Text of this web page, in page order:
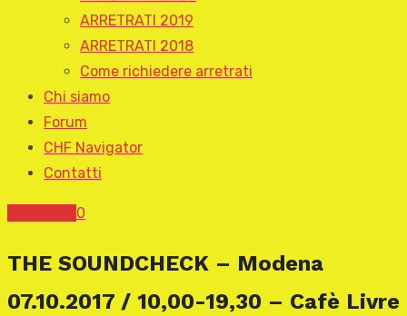
ARRETRATI 2019
ARRETRATI 2018
Come richiedere arretrati
Chi siamo
Forum
CHF Navigator
Contatti
0
THE SOUNDCHECK – Modena
07.10.2017 / 10,00-19,30 – Cafè Livre